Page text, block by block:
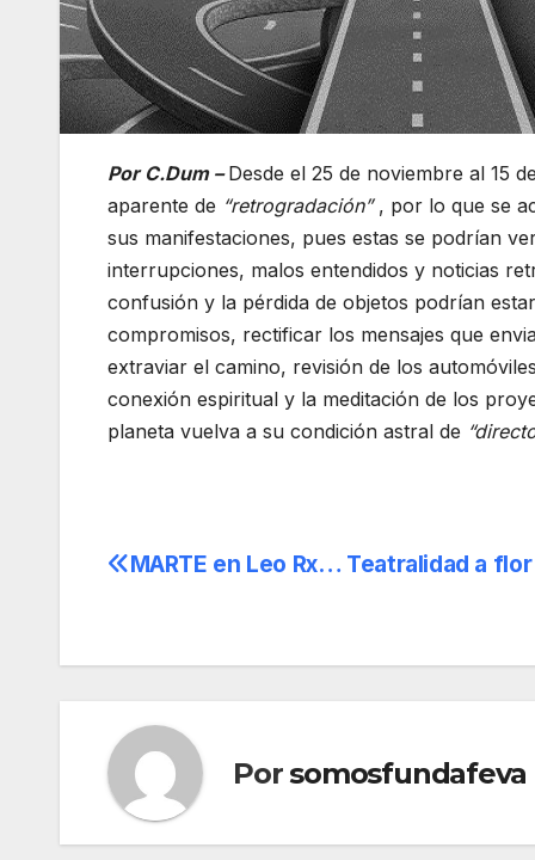
Por C.Dum –Desde el 25 de noviembre al 15
aparente de “retrogradación” , por lo que se
sus manifestaciones, pues estas se podrían
interrupciones, malos entendidos y noticias
confusión y la pérdida de objetos podrían
compromisos, rectificar los mensajes que
extraviar el camino, revisión de los
conexión espiritual y la meditación de los
planeta vuelva a su condición astral de
Navegación
entradas
MARTE en Leo Rx… Teatralidad a
Porsomosfundafeva